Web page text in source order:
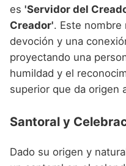
es 'Servidor del
Creador'. Este nombre
devoción y una
proyectando una
humildad y el
superior que da origen
Santoral y
Dado su origen y